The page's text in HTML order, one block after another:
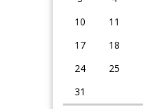
10
11
17
18
24
25
31